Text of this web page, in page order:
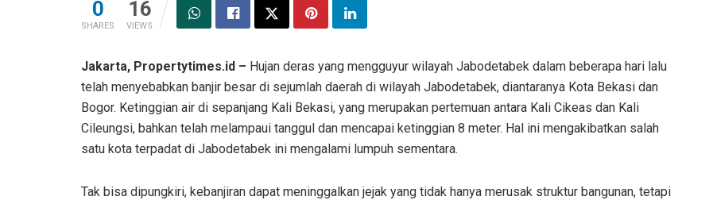
0
SHARES
16
VIEWS
Jakarta, Propertytimes.id – Hujan deras yang mengguyur wilayah Jabodetabek dalam beberapa hari lalu
telah menyebabkan banjir besar di sejumlah daerah di wilayah Jabodetabek, diantaranya Kota Bekasi dan
Bogor. Ketinggian air di sepanjang Kali Bekasi, yang merupakan pertemuan antara Kali Cikeas dan Kali
Cileungsi, bahkan telah melampaui tanggul dan mencapai ketinggian 8 meter. Hal ini mengakibatkan salah
satu kota terpadat di Jabodetabek ini mengalami lumpuh sementara.
Tak bisa dipungkiri, kebanjiran dapat meninggalkan jejak yang tidak hanya merusak struktur bangunan, tetapi